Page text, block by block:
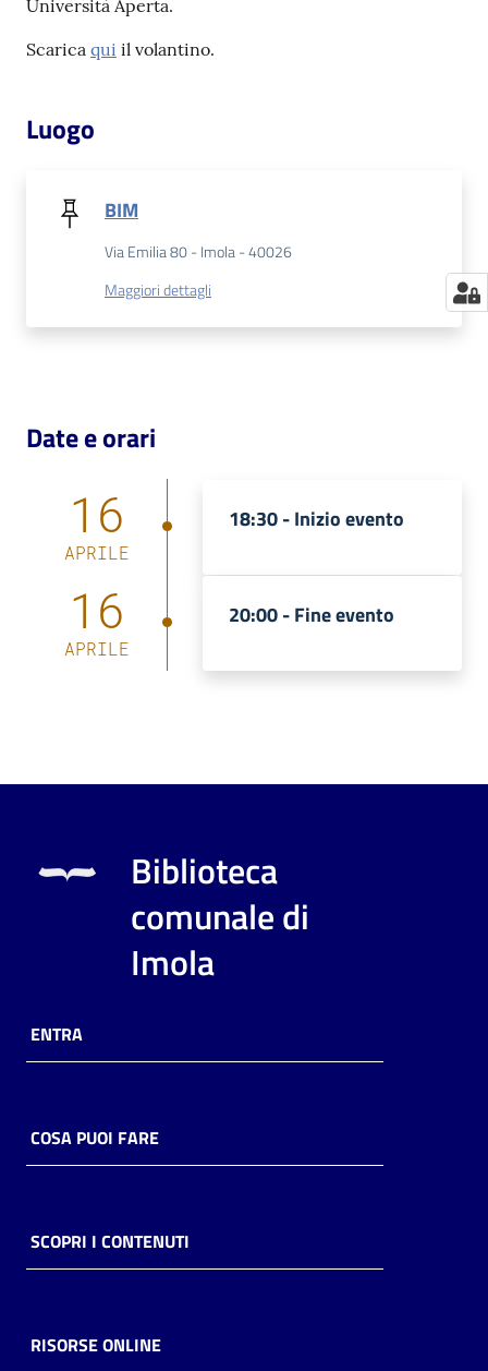
Università Aperta.
Scarica qui il volantino.
Luogo
BIM
Via Emilia 80 - Imola - 40026
Maggiori dettagli
Date e orari
16
APRILE
18:30 -Inizio evento
16
APRILE
20:00 -Fine evento
Biblioteca
comunale di
Imola
ENTRA
COSA PUOI FARE
SCOPRI I CONTENUTI
RISORSE ONLINE